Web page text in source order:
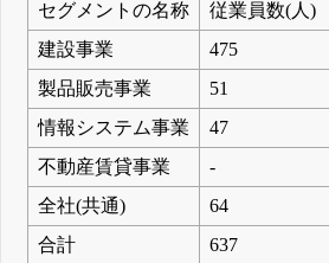
セグメントの名称
従業員数(人)
建設事業
475
製品販売事業
51
情報システム事業
47
不動産賃貸事業
-
全社(共通)
64
合計
637